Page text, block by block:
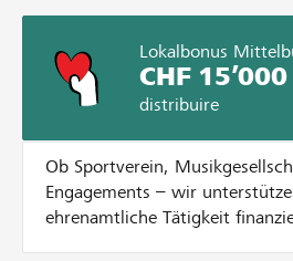
Lokalbonus
CHF 15’000
distribuire
Ob Sportverein,
Engagements – wir
ehrenamtliche Tätigkeit